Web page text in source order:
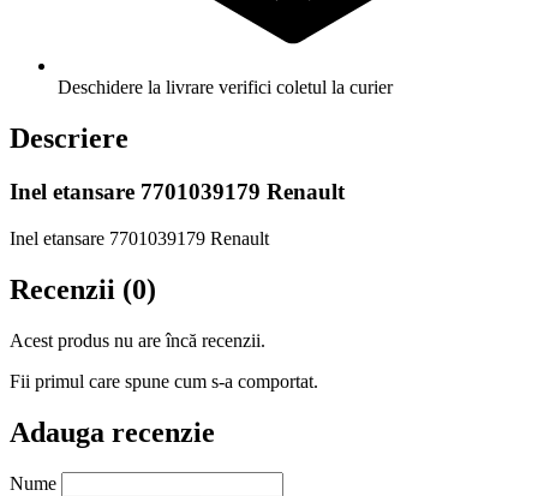
Deschidere la livrare verifici coletul la curier
Descriere
Inel etansare 7701039179 Renault
Inel etansare 7701039179 Renault
Recenzii (0)
Acest produs nu are încă recenzii.
Fii primul care spune cum s-a comportat.
Adauga recenzie
Nume